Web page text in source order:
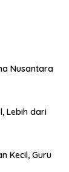
Nusantara
Lebih dari
Kecil, Guru